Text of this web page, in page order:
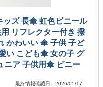
ッズ 長傘 虹色ビニール
リフレクター付き 撥
かわいい 傘 子供 子ど
い こども傘 女の子 グ
ニア 子供用傘 ビニー
最終情報確認日：2026/05/17